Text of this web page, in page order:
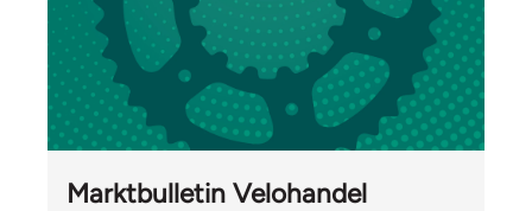
Marktbulletin Velohandel